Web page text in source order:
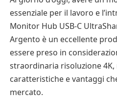
essenziale per il lavoro e
Monitor Hub USB-C
Argento è un eccellente
essere preso in
straordinaria risoluzione 4K,
caratteristiche e vantaggi
mercato.